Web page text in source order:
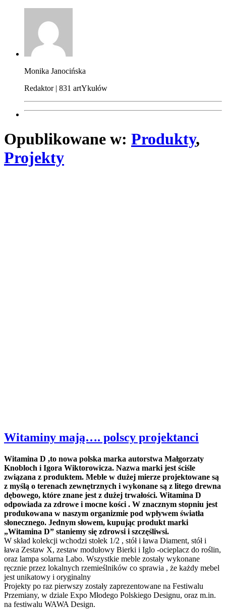
Monika Janocińska
Redaktor | 831 artYkułów
Opublikowane w: Produkty,
Projekty
Witaminy mają…. polscy projektanci
Witamina D ,to nowa polska marka autorstwa Małgorzaty
Knobloch i Igora Wiktorowicza. Nazwa marki jest ściśle
związana z produktem. Meble w dużej mierze projektowane są
z myślą o terenach zewnętrznych i wykonane są z litego drewna
dębowego, które znane jest z dużej trwałości. Witamina D
odpowiada za zdrowe i mocne kości . W znacznym stopniu jest
produkowana w naszym organizmie pod wpływem światła
słonecznego. Jednym słowem, kupując produkt marki
„Witamina D” staniemy się zdrowsi i szczęśliwsi.
W skład kolekcji wchodzi stołek 1/2 , stół i ława Diament, stół i
ława Zestaw X, zestaw modułowy Bierki i Iglo -ocieplacz do roślin,
oraz lampa solarna Labo. Wszystkie meble zostały wykonane
ręcznie przez lokalnych rzemieślników co sprawia , że każdy mebel
jest unikatowy i oryginalny
Projekty po raz pierwszy zostały zaprezentowane na Festiwalu
Przemiany, w dziale Expo Młodego Polskiego Designu, oraz m.in.
na festiwalu WAWA Design.